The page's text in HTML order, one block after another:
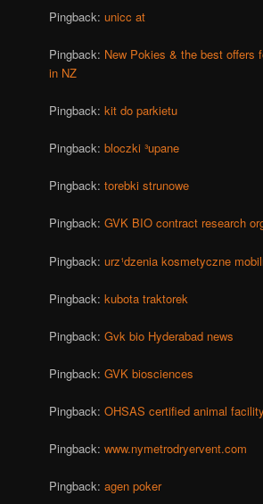
Pingback:unicc at
Pingback: New Pokies & the best offers
in NZ
Pingback:kit do parkietu
Pingback:bloczki ³upane
Pingback:torebki strunowe
Pingback:GVK BIO contract research
Pingback:urz¹dzenia kosmetyczne
Pingback:kubota traktorek
Pingback:Gvk bio Hyderabad news
Pingback:GVK biosciences
Pingback:OHSAS certified animal facility
Pingback:www.nymetrodryervent.com
Pingback:agen poker